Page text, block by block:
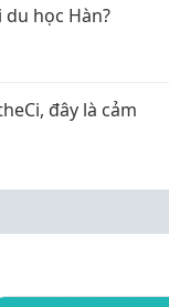
học Hàn?
đây là cảm